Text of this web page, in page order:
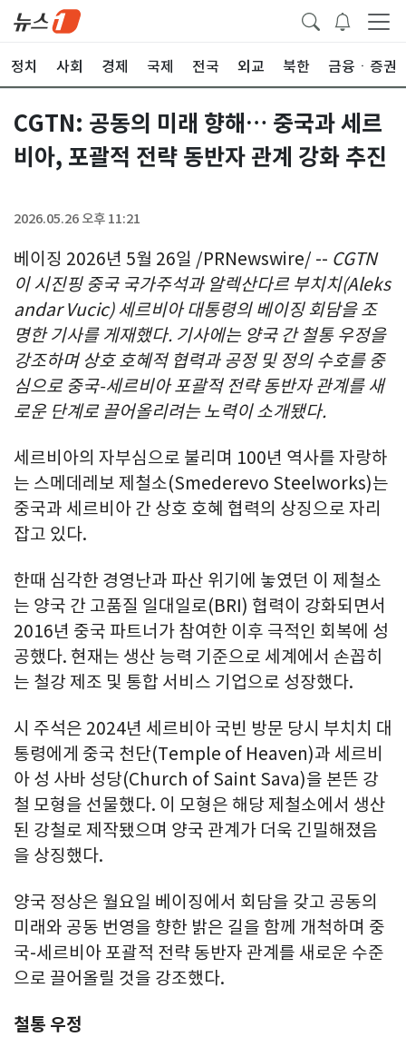
정치 사회 경제 국제 전국 외교 북한 금융ㆍ증권
CGTN: 공동의 미래 향해… 중국과 세르
비아, 포괄적 전략 동반자 관계 강화 추진
2026.05.26 오후 11:21
베이징 2026년 5월 26일 /PRNewswire/ -- CGTN
이 시진핑 중국 국가주석과 알렉산다르 부치치(Aleks
andar Vucic) 세르비아 대통령의 베이징 회담을 조
명한 기사를 게재했다. 기사에는 양국 간 철통 우정을
강조하며 상호 호혜적 협력과 공정 및 정의 수호를 중
심으로 중국-세르비아 포괄적 전략 동반자 관계를 새
로운 단계로 끌어올리려는 노력이 소개됐다.
세르비아의 자부심으로 불리며 100년 역사를 자랑하
는 스메데레보 제철소(Smederevo Steelworks)는
중국과 세르비아 간 상호 호혜 협력의 상징으로 자리
잡고 있다.
한때 심각한 경영난과 파산 위기에 놓였던 이 제철소
는 양국 간 고품질 일대일로(BRI) 협력이 강화되면서
2016년 중국 파트너가 참여한 이후 극적인 회복에 성
공했다. 현재는 생산 능력 기준으로 세계에서 손꼽히
는 철강 제조 및 통합 서비스 기업으로 성장했다.
시 주석은 2024년 세르비아 국빈 방문 당시 부치치 대
통령에게 중국 천단(Temple of Heaven)과 세르비
아 성 사바 성당(Church of Saint Sava)을 본뜬 강
철 모형을 선물했다. 이 모형은 해당 제철소에서 생산
된 강철로 제작됐으며 양국 관계가 더욱 긴밀해졌음
을 상징했다.
양국 정상은 월요일 베이징에서 회담을 갖고 공동의
미래와 공동 번영을 향한 밝은 길을 함께 개척하며 중
국-세르비아 포괄적 전략 동반자 관계를 새로운 수준
으로 끌어올릴 것을 강조했다.
철통 우정